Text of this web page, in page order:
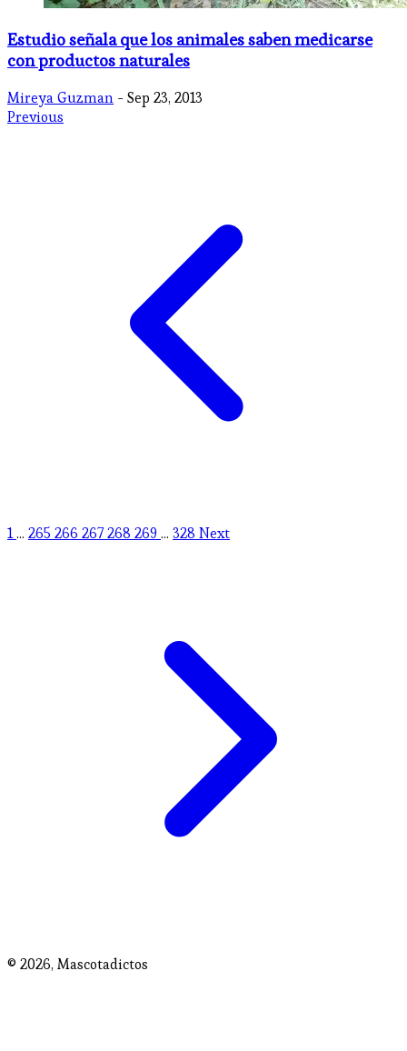
Estudio señala que los animales saben medicarse
con productos naturales
Mireya Guzman - Sep 23, 2013
Previous
1... 265 266 267268 269 ... 328 Next
© 2026, Mascotadictos